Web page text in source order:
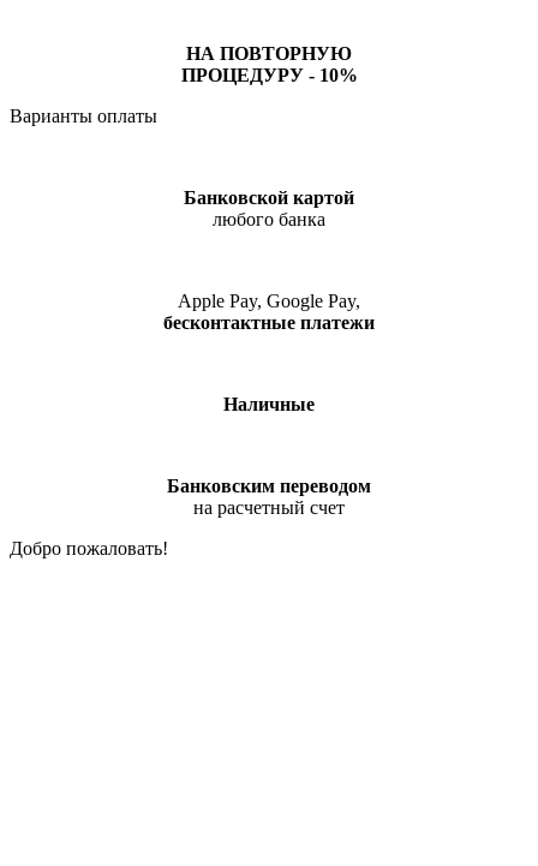
НА ПОВТОРНУЮ
ПРОЦЕДУРУ - 10%
Варианты оплаты
Банковской картой
любого банка
Apple Pay, Google Pay,
бесконтактные платежи
Наличные
Банковским переводом
на расчетный счет
Добро пожаловать!